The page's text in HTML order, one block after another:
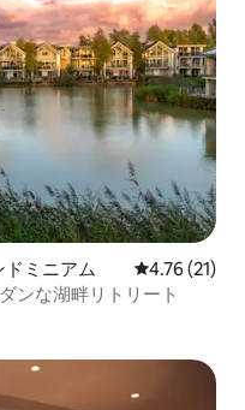
ミニアム レビュー21
4.76 (21)
ンな湖畔リトリート